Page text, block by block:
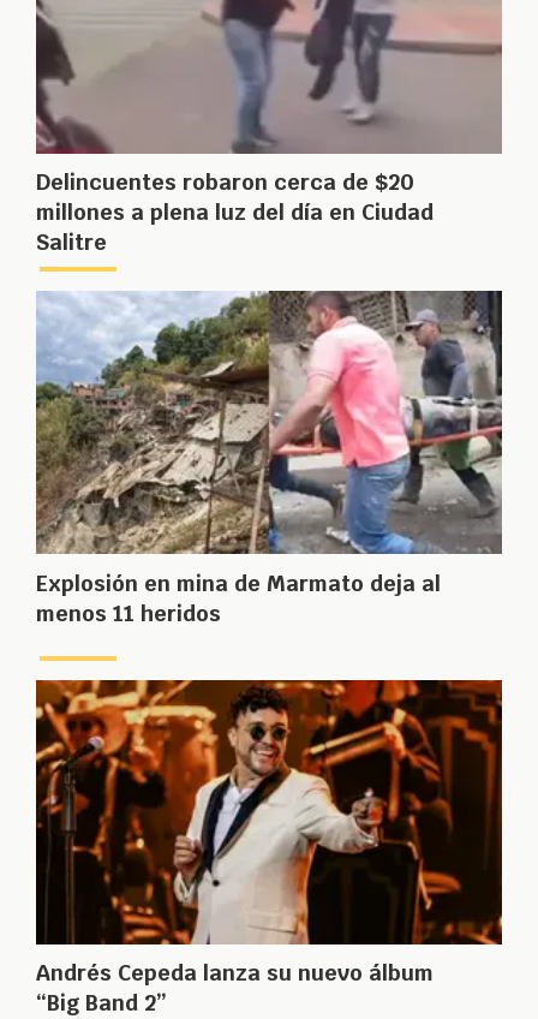
Delincuentes robaron cerca de $20
millones a plena luz del día en Ciudad
Salitre
Explosión en mina de Marmato deja al
menos 11 heridos
Andrés Cepeda lanza su nuevo álbum
“Big Band 2”